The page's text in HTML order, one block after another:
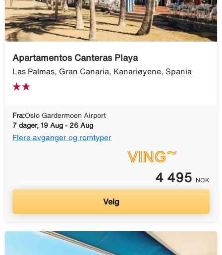
Apartamentos Canteras Playa
Las Palmas, Gran Canaria, Kanariøyene, Spania
Fra:Oslo Gardermoen Airport
7 dager, 19 Aug - 26 Aug
Flere avganger og romtyper
4 495 NOK
Velg